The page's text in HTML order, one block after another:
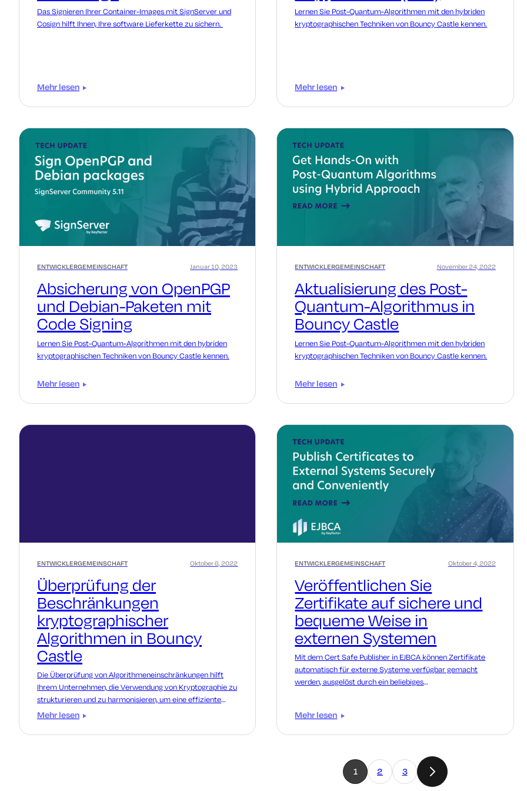
Das Signieren Ihrer Container-Images mit SignServer und
Cosign hilft Ihnen, Ihre software Lieferkette zu sichern.
Mehr lesen
Lernen Sie Post-Quantum-Algorithmen mit den hybriden
kryptographischen Techniken von Bouncy Castle kennen.
Mehr lesen
ENTWICKLERGEMEINSCHAFT
Absicherung von OpenPGP
und Debian-Paketen mit
Code Signing
Januar 10, 2023
Lernen Sie Post-Quantum-Algorithmen mit den hybriden
kryptographischen Techniken von Bouncy Castle kennen.
Mehr lesen
ENTWICKLERGEMEINSCHAFT
Aktualisierung des Post-
Quantum-Algorithmus in
Bouncy Castle
November 24, 2022
Lernen Sie Post-Quantum-Algorithmen mit den hybriden
kryptographischen Techniken von Bouncy Castle kennen.
Mehr lesen
ENTWICKLERGEMEINSCHAFT
Überprüfung der
Beschränkungen
kryptographischer
Algorithmen in Bouncy
Castle
Oktober 6, 2022
Die Überprüfung von Algorithmeneinschränkungen hilft
Ihrem Unternehmen, die Verwendung von Kryptographie zu
strukturieren und zu harmonisieren, um eine effiziente
Kryptoagilität zu ermöglichen.
Mehr lesen
ENTWICKLERGEMEINSCHAFT
Veröffentlichen Sie
Zertifikate auf sichere und
bequeme Weise in
externen Systemen
Oktober 4, 2022
Mit dem Cert Safe Publisher in EJBCA können Zertifikate
automatisch für externe Systeme verfügbar gemacht
werden, ausgelöst durch ein beliebiges
Mehr lesen
1 2 3